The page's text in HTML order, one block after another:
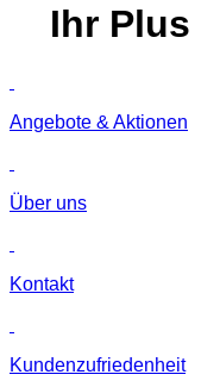
Ihr Plus
Angebote & Aktionen
Über uns
Kontakt
Kunden­zufriedenheit